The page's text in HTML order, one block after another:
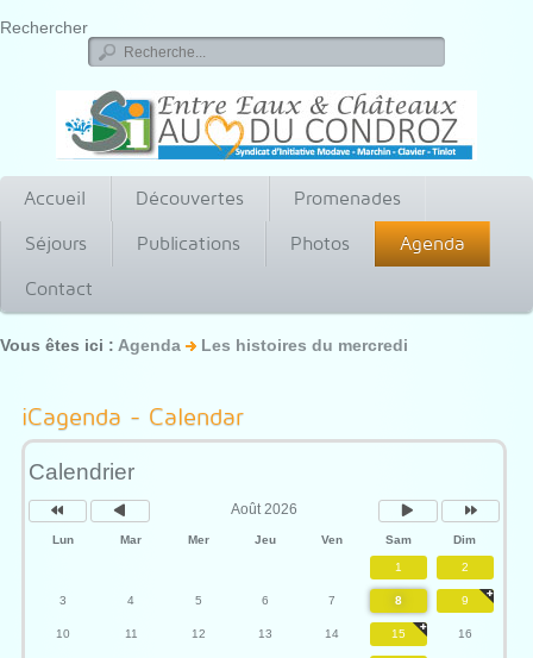
Rechercher
Accueil Découvertes
Promenades
Séjours
Publications Photos
Agenda
Contact
Vous êtes ici : Agenda Les histoires du mercredi
iCagenda - Calendar
Calendrier
précédente précédent
Août 2026
Lun Mar Mer Jeu Ven Sam Dim
1 2
3 4 5 6 7 8 9
10 11 12 13 14 15 16